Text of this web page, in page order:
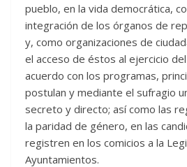
pueblo, en la vida democrática,
integración de los órganos de
y, como organizaciones de
el acceso de éstos al ejercicio
acuerdo con los programas,
postulan y mediante el sufragio
secreto y directo; así como las
la paridad de género, en las
registren en los comicios a la
Ayuntamientos.